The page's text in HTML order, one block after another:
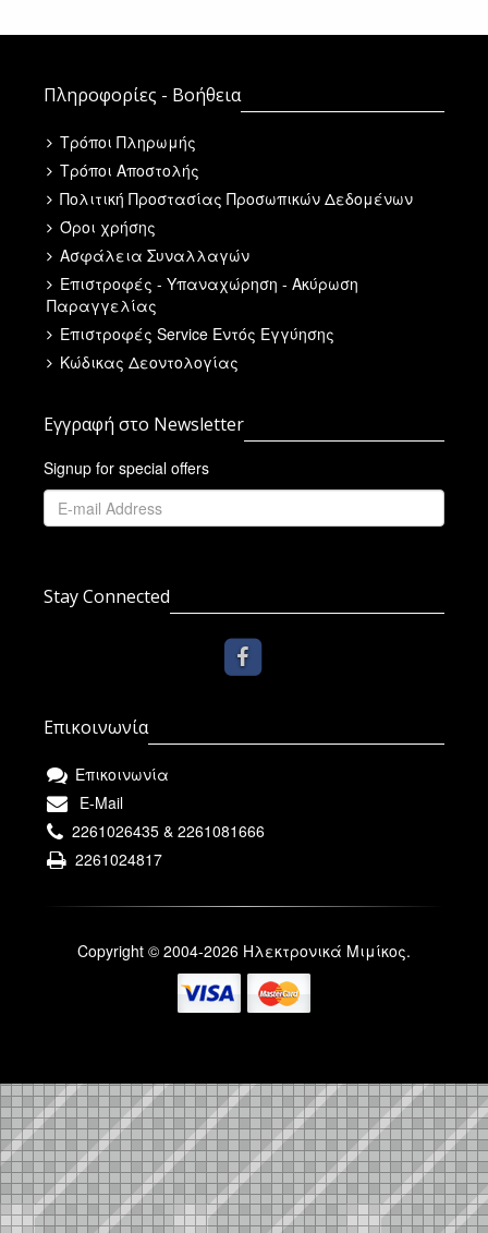
Πληροφορίες - Βοήθεια
Τρόποι Πληρωμής
Τρόποι Αποστολής
Πολιτική Προστασίας Προσωπικών Δεδομένων
Όροι χρήσης
Ασφάλεια Συναλλαγών
Επιστροφές - Υπαναχώρηση - Ακύρωση
Παραγγελίας
Επιστροφές Service Εντός Εγγύησης
Κώδικας Δεοντολογίας
Εγγραφή στο Newsletter
Signup for special offers
Stay Connected
Επικοινωνία
Επικοινωνία
E-Mail
2261026435 & 2261081666
2261024817
Copyright © 2004-2026 Ηλεκτρονικά Μιμίκος.